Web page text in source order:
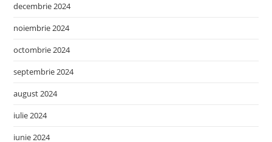
decembrie 2024
noiembrie 2024
octombrie 2024
septembrie 2024
august 2024
iulie 2024
iunie 2024